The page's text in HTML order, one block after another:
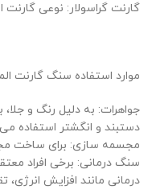
گارنت گراسولار: نوعی گارنت
موارد استفاده سنگ گارنت
جواهرات: به دلیل رنگ و جلا،
دستبند و انگشتر استفاده
مجسمه سازی: برای ساخت
سنگ درمانی: برخی افراد
درمانی مانند افزایش